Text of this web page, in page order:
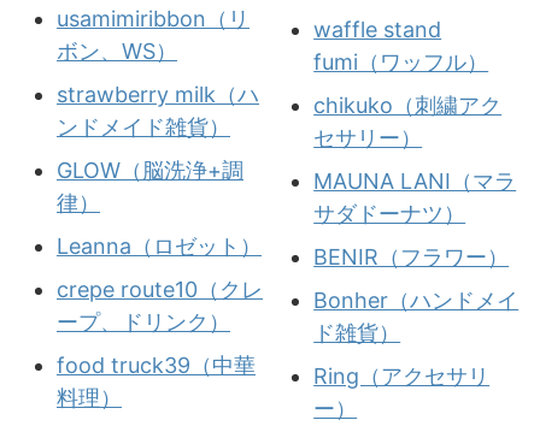
usamimiribbon（リ
ボン、WS）
strawberry milk（ハ
ンドメイド雑貨）
GLOW（脳洗浄+調
律）
Leanna（ロゼット）
crepe route10（クレ
ープ、ドリンク）
food truck39（中華
料理）
waffle stand
fumi（ワッフル）
chikuko（刺繍アク
セサリー）
MAUNA LANI（マラ
サダドーナツ）
BENIR（フラワー）
Bonher（ハンドメイ
ド雑貨）
Ring（アクセサリ
ー）